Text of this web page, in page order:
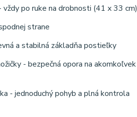
vždy po ruke na drobnosti (41 x 33 cm)
strane
a stabilná základňa postieľky
- bezpečná opora na akomkoľvek
- jednoduchý pohyb a plná kontrola